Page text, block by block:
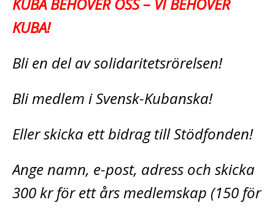
KUBA BEHÖVER OSS – VI BEHÖVER
KUBA!
Bli en del av solidaritetsrörelsen!
Bli medlem i Svensk-Kubanska!
Eller skicka ett bidrag till Stödfonden!
Ange namn, e-post, adress och skicka
300 kr för ett års medlemskap (150 för